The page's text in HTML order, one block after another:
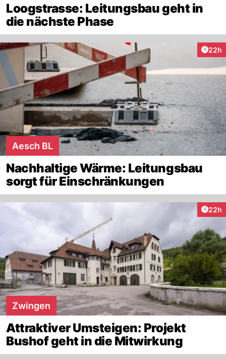
Loogstrasse: Leitungsbau geht in
die nächste Phase
22h
Aesch BL
Nachhaltige Wärme: Leitungsbau
sorgt für Einschränkungen
22h
Zwingen
Attraktiver Umsteigen: Projekt
Bushof geht in die Mitwirkung